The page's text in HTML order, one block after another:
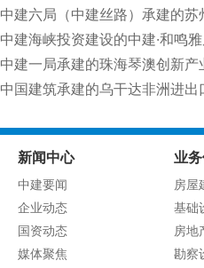
中建六局（中建丝路）承建的
中建海峡投资建设的中建·和鸣
中建一局承建的珠海琴澳创新
中国建筑承建的乌干达非洲进
新闻中心
中建要闻
企业动态
国资动态
媒体聚焦
业
房屋
基础
房地
勘察